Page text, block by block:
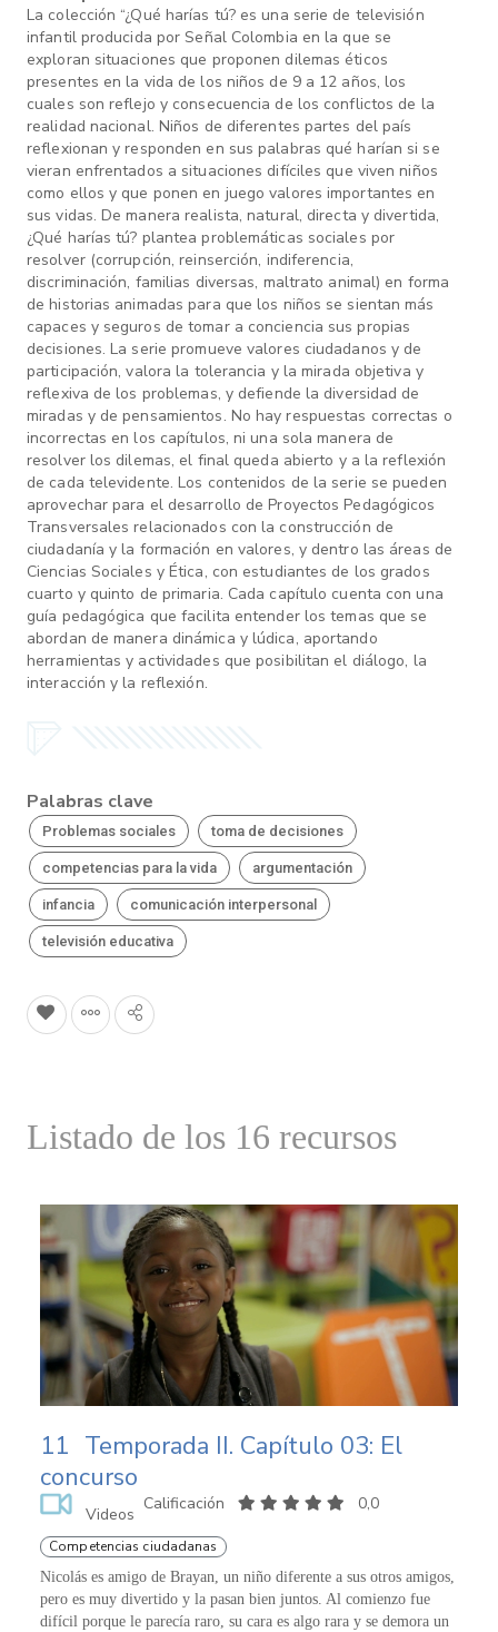
La colección “¿Qué harías tú? es una serie de televisión
infantil producida por Señal Colombia en la que se
exploran situaciones que proponen dilemas éticos
presentes en la vida de los niños de 9 a 12 años, los
cuales son reflejo y consecuencia de los conflictos de la
realidad nacional. Niños de diferentes partes del país
reflexionan y responden en sus palabras qué harían si se
vieran enfrentados a situaciones difíciles que viven niños
como ellos y que ponen en juego valores importantes en
sus vidas. De manera realista, natural, directa y divertida,
¿Qué harías tú? plantea problemáticas sociales por
resolver (corrupción, reinserción, indiferencia,
discriminación, familias diversas, maltrato animal) en forma
de historias animadas para que los niños se sientan más
capaces y seguros de tomar a conciencia sus propias
decisiones. La serie promueve valores ciudadanos y de
participación, valora la tolerancia y la mirada objetiva y
reflexiva de los problemas, y defiende la diversidad de
miradas y de pensamientos. No hay respuestas correctas o
incorrectas en los capítulos, ni una sola manera de
resolver los dilemas, el final queda abierto y a la reflexión
de cada televidente. Los contenidos de la serie se pueden
aprovechar para el desarrollo de Proyectos Pedagógicos
Transversales relacionados con la construcción de
ciudadanía y la formación en valores, y dentro las áreas de
Ciencias Sociales y Ética, con estudiantes de los grados
cuarto y quinto de primaria. Cada capítulo cuenta con una
guía pedagógica que facilita entender los temas que se
abordan de manera dinámica y lúdica, aportando
herramientas y actividades que posibilitan el diálogo, la
interacción y la reflexión.
Palabras clave
Problemas sociales toma de decisiones
competencias para la vida argumentación
infancia comunicación interpersonal
televisión educativa
Listado de los 16 recursos
11 Temporada II. Capítulo 03: El
concurso
Videos
Calificación 0,0
Competencias ciudadanas
Nicolás es amigo de Brayan, un niño diferente a sus otros amigos,
pero es muy divertido y la pasan bien juntos. Al comienzo fue
difícil porque le parecía raro, su cara es algo rara y se demora un